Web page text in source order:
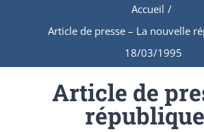
Accueil /
Article de presse – La nouvelle
18/03/1995
Article de